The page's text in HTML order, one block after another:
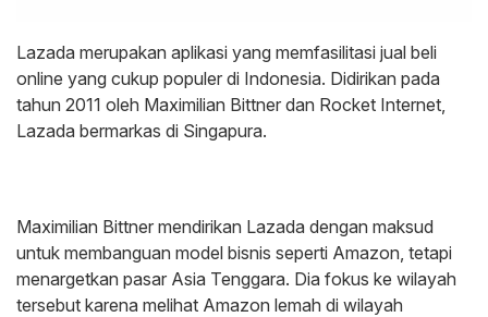
Lazada merupakan aplikasi yang memfasilitasi jual beli
online yang cukup populer di Indonesia. Didirikan pada
tahun 2011 oleh Maximilian Bittner dan Rocket Internet,
Lazada bermarkas di Singapura.
Maximilian Bittner mendirikan Lazada dengan maksud
untuk membanguan model bisnis seperti Amazon, tetapi
menargetkan pasar Asia Tenggara. Dia fokus ke wilayah
tersebut karena melihat Amazon lemah di wilayah